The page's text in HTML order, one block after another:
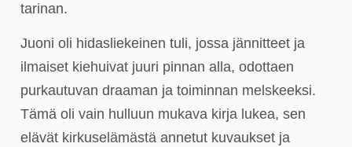
tarinan.
Juoni oli hidasliekeinen tuli, jossa jännitteet ja
ilmaiset kiehuivat juuri pinnan alla, odottaen
purkautuvan draaman ja toiminnan melskeeksi.
Tämä oli vain hulluun mukava kirja lukea, sen
elävät kirkuselämästä annetut kuvaukset ja